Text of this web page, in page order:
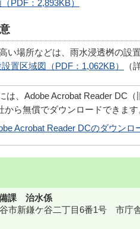
PDF：2,893KB）
い場所などは、雨水浸透桝の設
置区域図（PDF：1,062KB） （
は、Adobe Acrobat Reader DC（
ら無償でダウンロードできます
Acrobat Reader DCのダウンロ
課 治水係
市新鎌ケ谷二丁目6番1号 市庁